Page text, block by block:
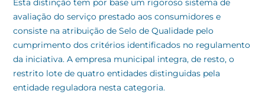
Esta distinção tem por base um rigoroso sistema de
avaliação do serviço prestado aos consumidores e
consiste na atribuição de Selo de Qualidade pelo
cumprimento dos critérios identificados no regulamento
da iniciativa. A empresa municipal integra, de resto, o
restrito lote de quatro entidades distinguidas pela
entidade reguladora nesta categoria.